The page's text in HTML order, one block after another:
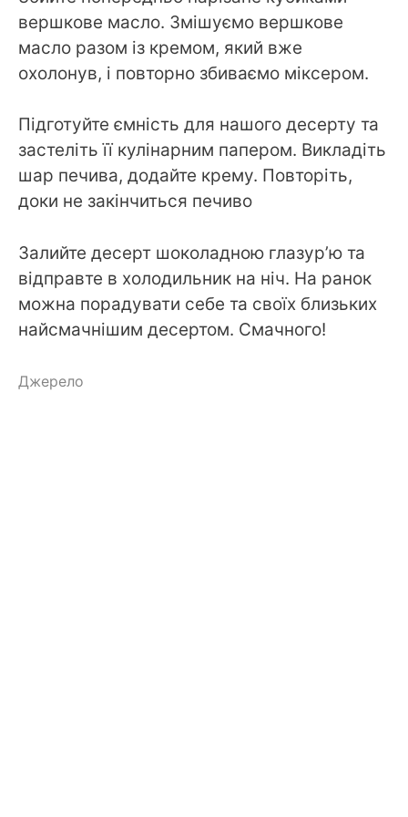
вершкове масло. Змішуємо вершкове
масло разом із кремом, який вже
охолонув, і повторно збиваємо міксером.
Підготуйте ємність для нашого десерту та
застеліть її кулінарним папером. Викладіть
шар печива, додайте крему. Повторіть,
доки не закінчиться печиво
Залийте десерт шоколадною глазур’ю та
відправте в холодильник на ніч. На ранок
можна порадувати себе та своїх близьких
найсмачнішим десертом. Смачного!
Джерело